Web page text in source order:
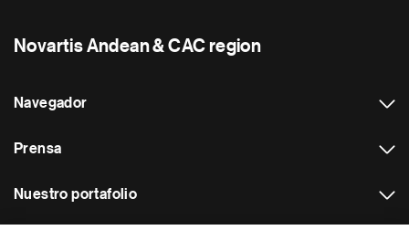
Novartis Andean & CAC region
Navegador
Prensa
Nuestro portafolio